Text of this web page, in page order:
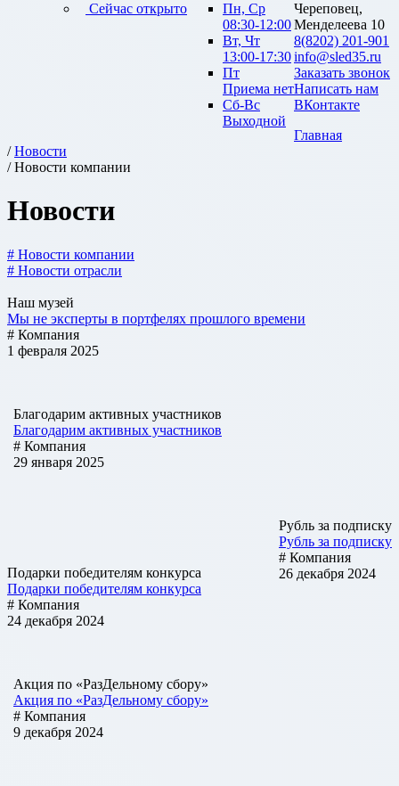
Сейчас открыто
Пн, Ср
08:30-12:00
Вт, Чт
13:00-17:30
Пт
Приема нет
Сб-Вс
Выходной
Череповец,
Менделеева 10
8(8202) 201-901
info@sled35.ru
Заказать звонок
Написать нам
ВКонтакте
Главная
/Новости
/ Новости компании
Новости
# Новости компании
# Новости отрасли
Наш музей
Мы не эксперты в портфелях прошлого времени
# Компания
1 февраля 2025
Благодарим активных участников
Благодарим активных участников
# Компания
29 января 2025
Рубль за подписку
Рубль за подписку
# Компания
26 декабря 2024
Подарки победителям конкурса
Подарки победителям конкурса
# Компания
24 декабря 2024
Акция по «РазДельному сбору»
Акция по «РазДельному сбору»
# Компания
9 декабря 2024